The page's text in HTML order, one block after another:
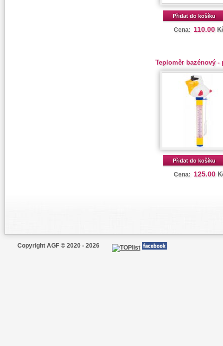
Přidat do košíku
Cena: 110.00
Teploměr bazénový -
Přidat do košíku
Cena: 125.00
Copyright AGF © 2020 - 2026